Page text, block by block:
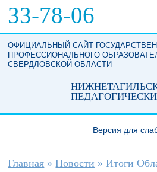
33-78-06
ОФИЦИАЛЬНЫЙ САЙТ
ПРОФЕССИОНАЛЬНОГО
СВЕРДЛОВСКОЙ ОБЛАСТИ
Версия для
Вы здесь
Главная » Новости » Итоги